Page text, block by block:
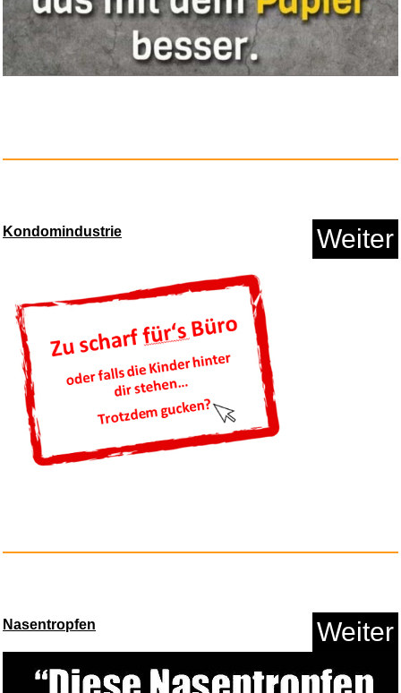
Anzeige
MOHINI DEY...
Kondomindustrie Weiter
Nasentropfen Weiter